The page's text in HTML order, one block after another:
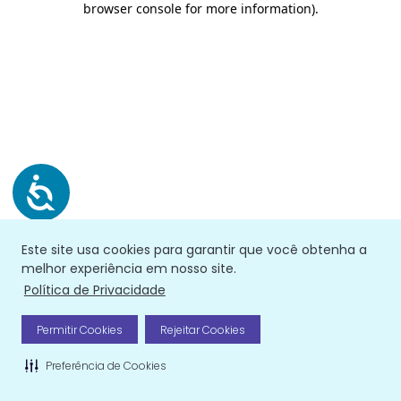
Este site usa cookies para garantir que você obtenha a
melhor experiência em nosso site.
Política de Privacidade
Permitir Cookies Rejeitar Cookies
Preferência de Cookies
browser console for more information).